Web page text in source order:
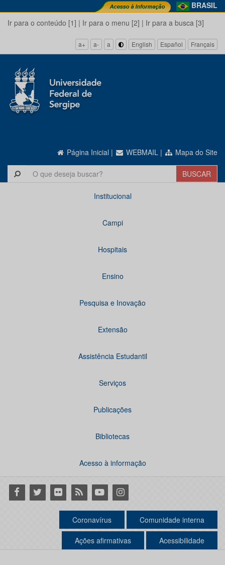
BRASIL
Ir para o conteúdo [1] | Ir para o menu [2] | Ir para a busca [3]
a+ a- a English Español Français
Página Inicial | WEBMAIL | Mapa do Site
Institucional
Campi
Hospitais
Ensino
Pesquisa e Inovação
Extensão
Assistência Estudantil
Serviços
Publicações
Bibliotecas
Acesso à informação
Facebook
Twitter Flickr RSS YoutubeInstagram
Coronavírus Comunidade interna
Ações afirmativas Acessibilidade